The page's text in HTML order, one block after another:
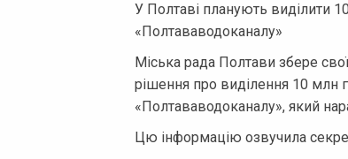
У Полтаві планують виділити
«Полтававодоканалу»
Міська рада Полтави збере
рішення про виділення 10 млн
«Полтававодоканалу», який
Цю інформацію озвучила